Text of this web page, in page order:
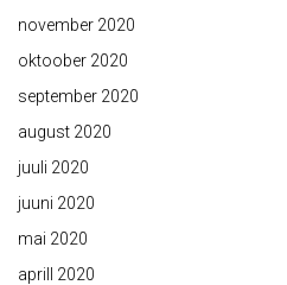
november 2020
oktoober 2020
september 2020
august 2020
juuli 2020
juuni 2020
mai 2020
aprill 2020